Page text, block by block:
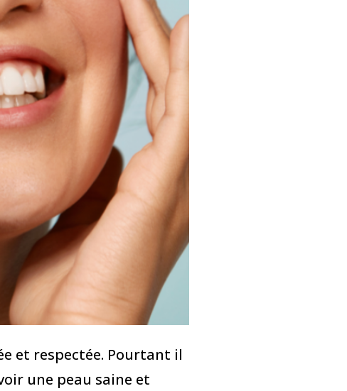
et respectée. Pourtant il
une peau saine et